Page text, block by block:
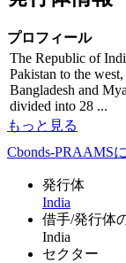
プロフィール
The Republic of
Pakistan to the
Bangladesh and
divided into 28 ...
もっと見る
Cbonds-PRAAMS
発行体
India
借手/発行体
India
セクター